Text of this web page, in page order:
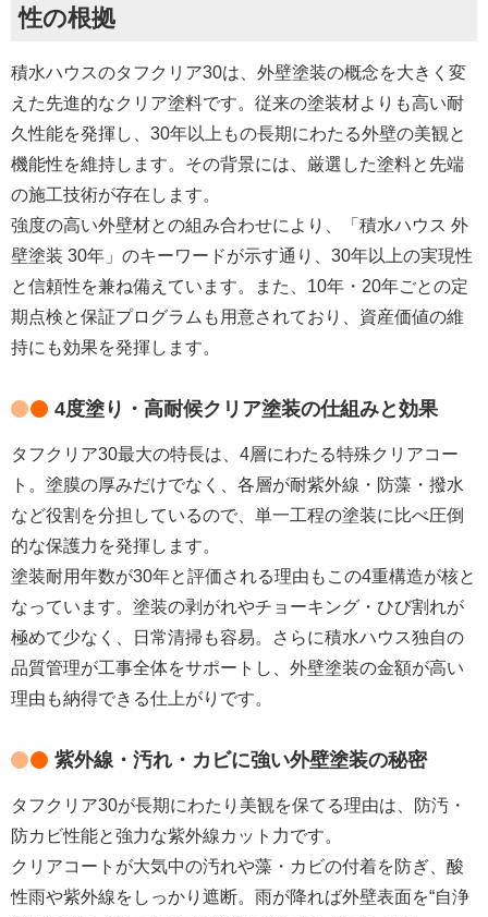
性の根拠
積水ハウスのタフクリア30は、外壁塗装の概念を大きく変
えた先進的なクリア塗料です。従来の塗装材よりも高い耐
久性能を発揮し、30年以上もの長期にわたる外壁の美観と
機能性を維持します。その背景には、厳選した塗料と先端
の施工技術が存在します。
強度の高い外壁材との組み合わせにより、「積水ハウス 外
壁塗装 30年」のキーワードが示す通り、30年以上の実現性
と信頼性を兼ね備えています。また、10年・20年ごとの定
期点検と保証プログラムも用意されており、資産価値の維
持にも効果を発揮します。
4度塗り・高耐候クリア塗装の仕組みと効果
タフクリア30最大の特長は、4層にわたる特殊クリアコー
ト。塗膜の厚みだけでなく、各層が耐紫外線・防藻・撥水
など役割を分担しているので、単一工程の塗装に比べ圧倒
的な保護力を発揮します。
塗装耐用年数が30年と評価される理由もこの4重構造が核と
なっています。塗装の剥がれやチョーキング・ひび割れが
極めて少なく、日常清掃も容易。さらに積水ハウス独自の
品質管理が工事全体をサポートし、外壁塗装の金額が高い
理由も納得できる仕上がりです。
紫外線・汚れ・カビに強い外壁塗装の秘密
タフクリア30が長期にわたり美観を保てる理由は、防汚・
防カビ性能と強力な紫外線カット力です。
クリアコートが大気中の汚れや藻・カビの付着を防ぎ、酸
性雨や紫外線をしっかり遮断。雨が降れば外壁表面を“自浄